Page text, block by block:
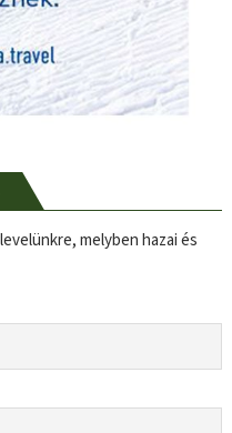
melyben hazai és